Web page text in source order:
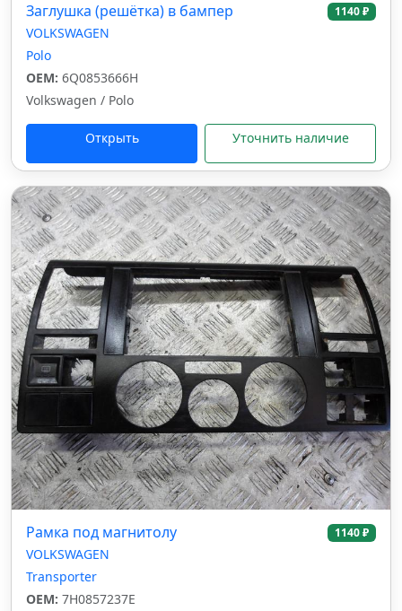
Заглушка (решётка) в бампер 1140 ₽
VOLKSWAGEN
Polo
OEM: 6Q0853666H
Volkswagen / Polo
Открыть Уточнить наличие
Рамка под магнитолу 1140 ₽
VOLKSWAGEN
Transporter
OEM: 7H0857237E